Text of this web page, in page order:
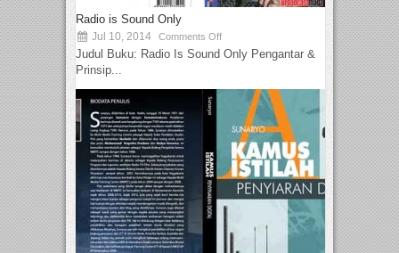
Radio is Sound Only
Jul 10, 2014 Comments Off
Judul Buku: Radio Is Sound Only Pengantar &
Prinsip...